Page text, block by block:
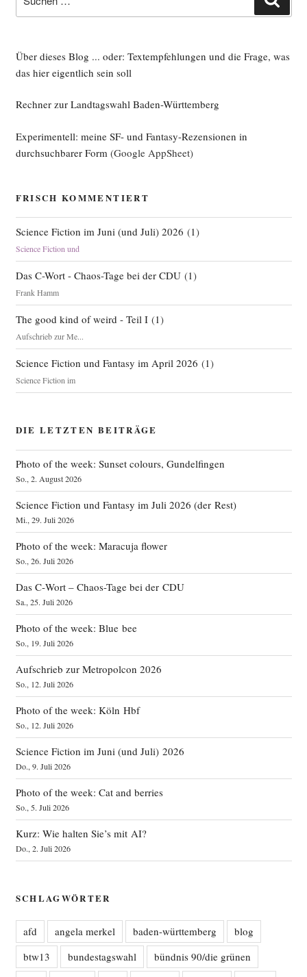
nach:
Über dieses Blog ... oder: Textempfehlungen und die Frage, was
das hier eigentlich sein soll
Rechner zur Landtagswahl Baden-Württemberg
Experimentell: meine SF- und Fantasy-Rezensionen in
durchsuchbarer Form (Google AppSheet)
FRISCH KOMMENTIERT
Science Fiction im Juni (und Juli) 2026 (1)
Science Fiction und
Das C-Wort - Chaos-Tage bei der CDU(1)
Frank Hamm
The good kind of weird - Teil I(1)
Aufschrieb zur Me...
Science Fiction und Fantasy im April 2026 (1)
Science Fiction im
DIE LETZTEN BEITRÄGE
Photo of the week: Sunset colours, Gundelfingen
So., 2. August 2026
Science Fiction und Fantasy im Juli 2026 (der Rest)
Mi., 29. Juli 2026
Photo of the week: Maracuja flower
So., 26. Juli 2026
Das C‑Wort – Chaos-Tage bei der CDU
Sa., 25. Juli 2026
Photo of the week: Blue bee
So., 19. Juli 2026
Aufschrieb zur Metropolcon 2026
So., 12. Juli 2026
Photo of the week: Köln Hbf
So., 12. Juli 2026
Science Fiction im Juni (und Juli) 2026
Do., 9. Juli 2026
Photo of the week: Cat and berries
So., 5. Juli 2026
Kurz: Wie halten Sie’s mit AI?
Do., 2. Juli 2026
SCHLAGWÖRTER
afd angela merkel baden-württemberg
blog
btw13
bundestagswahl
bündnis 90/die grünen